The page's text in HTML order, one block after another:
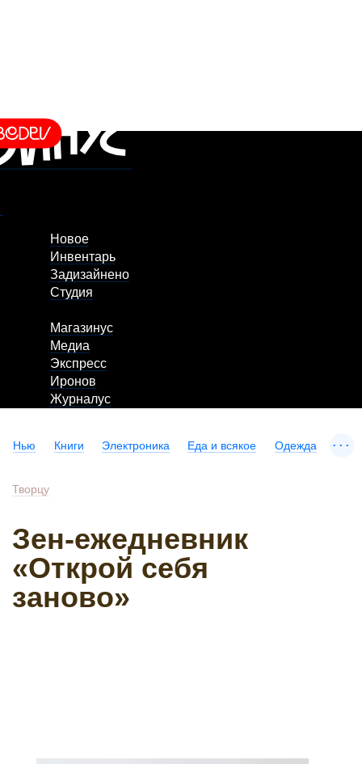
Новое
Инвентарь
Задизайнено
Студия
Магазинус
Медиа
Экспресс
Иронов
Журналус
Нью Книги Электроника Еда и всякое Одежда ...
Творцу
Зен-ежедневник
«Открой себя
заново»